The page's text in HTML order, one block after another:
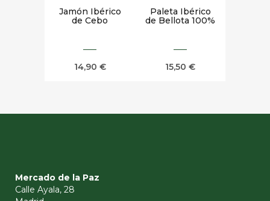
Jamón Ibérico
de Cebo
14,90 €
Paleta Ibérico
de Bellota 100%
15,50 €
Mercado de la Paz
Calle Ayala, 28